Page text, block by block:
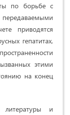
по борьбе с
приводятся
гепатитах,
этими
на конец
и